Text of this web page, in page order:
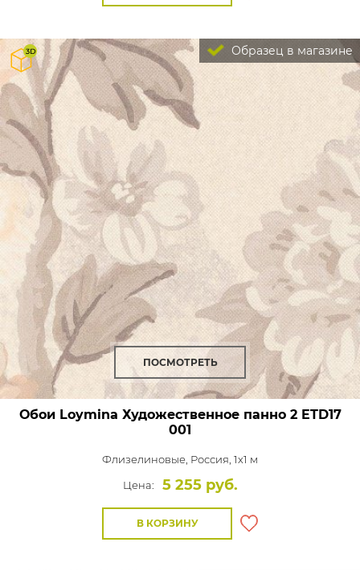
Образец в магазине
ПОСМОТРЕТЬ
Обои Loymina Художественное панно 2ETD17
001
Флизелиновые, Россия, 1x1 м
Цена:
5 255 руб.
В КОРЗИНУ